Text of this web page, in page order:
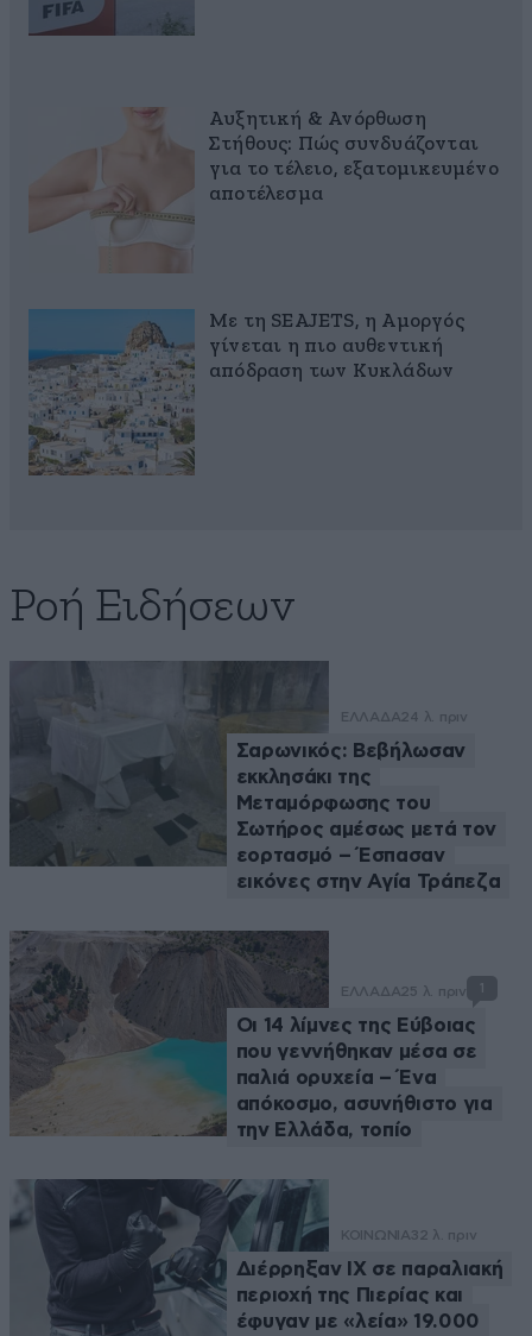
Αυξητική & Ανόρθωση
Στήθους: Πώς συνδυάζονται
για το τέλειο, εξατομικευμένο
αποτέλεσμα
Με τη SEAJETS, η Αμοργός
γίνεται η πιο αυθεντική
απόδραση των Κυκλάδων
Ροή Ειδήσεων
ΕΛΛΑΔΑ24 λ. πριν
Σαρωνικός: Βεβήλωσαν
εκκλησάκι της
Μεταμόρφωσης του
Σωτήρος αμέσως μετά τον
εορτασμό – Έσπασαν
εικόνες στην Αγία Τράπεζα
ΕΛΛΑΔΑ25 λ. πριν
Οι 14 λίμνες της Εύβοιας
που γεννήθηκαν μέσα σε
παλιά ορυχεία – Ένα
απόκοσμο, ασυνήθιστο για
την Ελλάδα, τοπίο
ΚΟΙΝΩΝΙΑ32 λ. πριν
Διέρρηξαν ΙΧ σε παραλιακή
περιοχή της Πιερίας και
έφυγαν με «λεία» 19.000